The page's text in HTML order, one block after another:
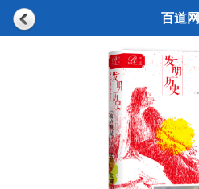
百道网